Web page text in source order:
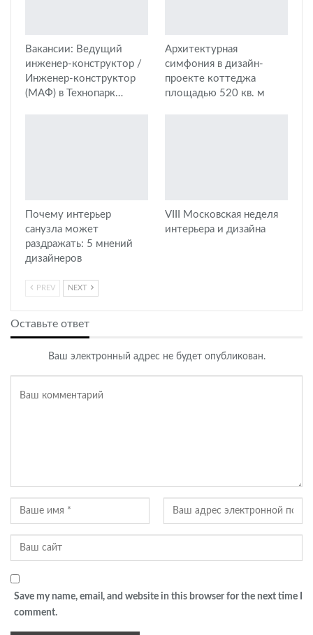
Вакансии: Ведущий
инженер-конструктор /
Инженер-конструктор
(МАФ) в Технопарк…
Архитектурная
симфония в дизайн-
проекте коттеджа
площадью 520 кв. м
Почему интерьер
санузла может
раздражать: 5 мнений
дизайнеров
VIII Московская неделя
интерьера и дизайна
PREV NEXT
Оставьте ответ
Ваш электронный адрес не будет опубликован.
Save my name, email, and website in this browser for the next time I
comment.